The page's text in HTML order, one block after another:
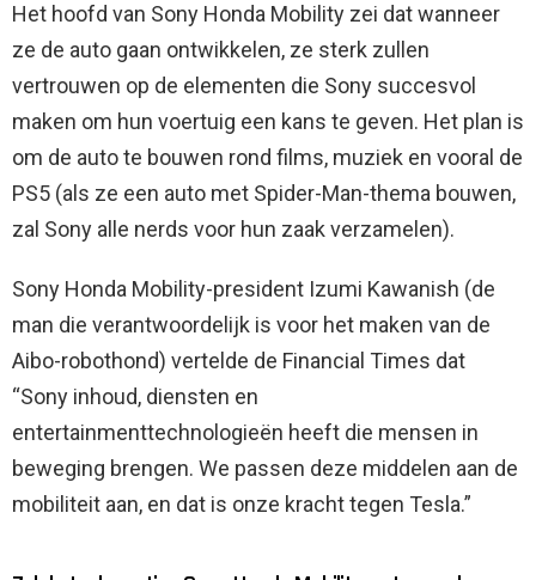
Het hoofd van Sony Honda Mobility zei dat wanneer
ze de auto gaan ontwikkelen, ze sterk zullen
vertrouwen op de elementen die Sony succesvol
maken om hun voertuig een kans te geven. Het plan is
om de auto te bouwen rond films, muziek en vooral de
PS5 (als ze een auto met Spider-Man-thema bouwen,
zal Sony alle nerds voor hun zaak verzamelen).
Sony Honda Mobility-president Izumi Kawanish (de
man die verantwoordelijk is voor het maken van de
Aibo-robothond) vertelde de Financial Times dat
“Sony inhoud, diensten en
entertainmenttechnologieën heeft die mensen in
beweging brengen. We passen deze middelen aan de
mobiliteit aan, en dat is onze kracht tegen Tesla.”